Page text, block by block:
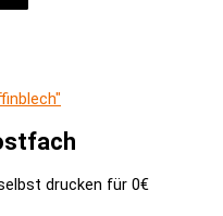
drucken für 0€